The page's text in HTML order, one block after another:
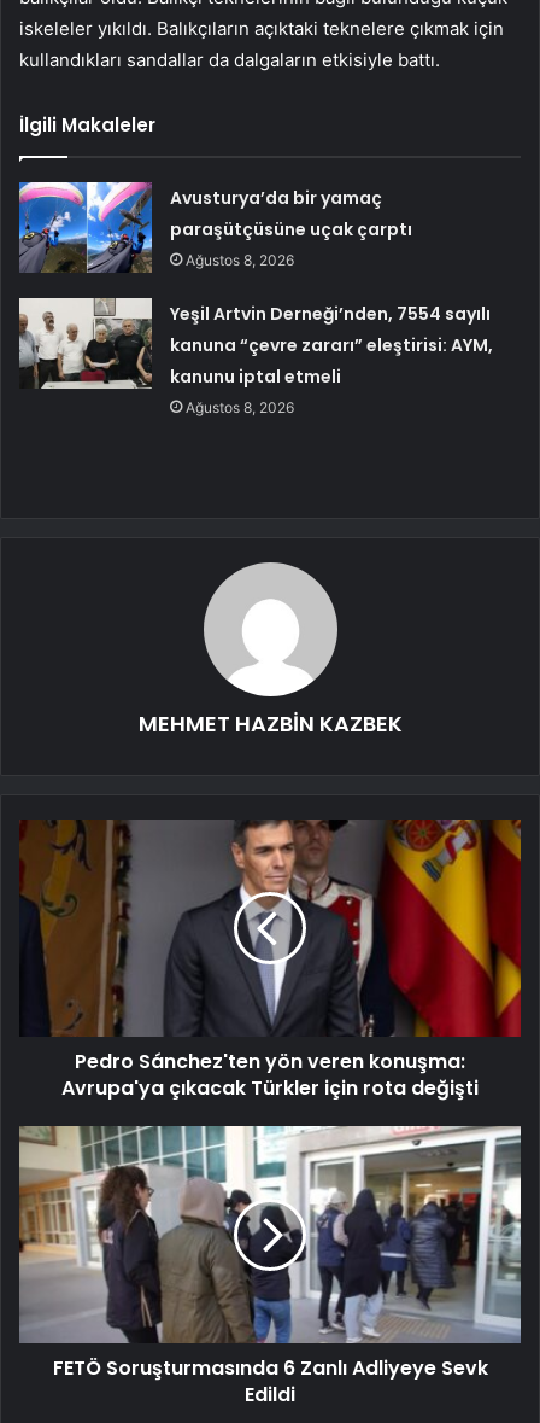
iskeleler yıkıldı. Balıkçıların açıktaki teknelere çıkmak için
kullandıkları sandallar da dalgaların etkisiyle battı.
İlgili Makaleler
Avusturya’da bir yamaç
paraşütçüsüne uçak çarptı
Ağustos 8, 2026
Yeşil Artvin Derneği’nden, 7554 sayılı
kanuna “çevre zararı” eleştirisi: AYM,
kanunu iptal etmeli
Ağustos 8, 2026
MEHMET HAZBİN KAZBEK
Pedro Sánchez'ten yön veren konuşma:
Avrupa'ya çıkacak Türkler için rota değişti
FETÖ Soruşturmasında 6 Zanlı Adliyeye Sevk
Edildi